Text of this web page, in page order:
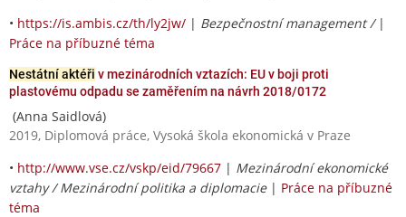
• https://is.ambis.cz/th/ly2jw/ | Bezpečnostní management / |
Práce na příbuzné téma
Nestátní aktéři v mezinárodních vztazích: EU v boji proti
plastovému odpadu se zaměřením na návrh 2018/0172
(Anna Saidlová)
2019, Diplomová práce, Vysoká škola ekonomická v Praze
• http://www.vse.cz/vskp/eid/79667 | Mezinárodní ekonomické
vztahy / Mezinárodní politika a diplomacie| Práce na příbuzné
téma